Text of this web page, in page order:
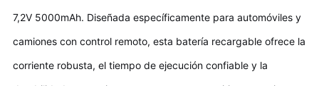
7,2V 5000mAh. Diseñada específicamente para automóviles y
camiones con control remoto, esta batería recargable ofrece la
corriente robusta, el tiempo de ejecución confiable y la